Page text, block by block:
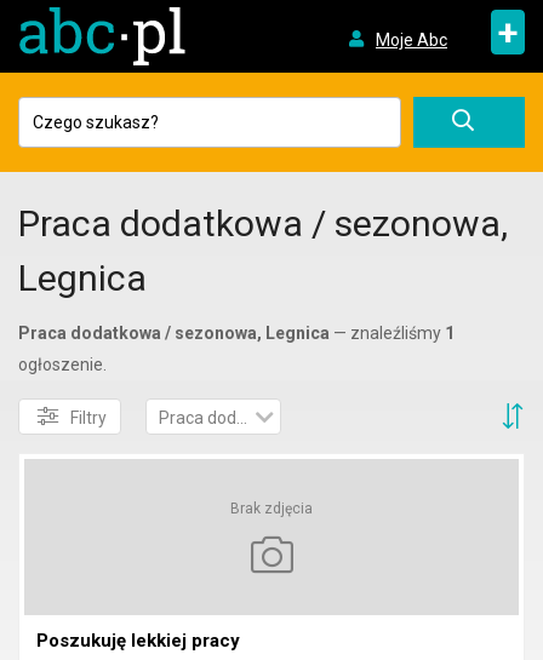
Moje Abc +
Praca dodatkowa / sezonowa,
Legnica
Praca dodatkowa / sezonowa, Legnica — znaleźliśmy 1
ogłoszenie.
Filtry Praca dodatkowa / sezonowa
Brak zdjęcia
Poszukuję lekkiej pracy